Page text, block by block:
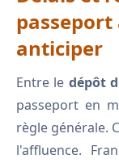
passeport
anticiper
Entre le dépôt
passeport en
règle générale.
l'affluence.